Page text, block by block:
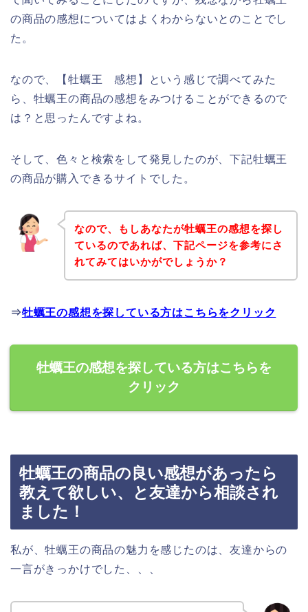
の商品の感想についてはよくわからないとのことでし
た。
なので、【牡蠣王 感想】という感じで調べてみた
ら、牡蠣王の商品の感想をみつけることができるので
は？と思ったんですよね。
そして、色々と検索をして発見したのが、下記牡蠣王
の商品が購入できるサイトでした。
なので、もしあなたが牡蠣王の感想を探し
ているのであれば、下記ページを参考にさ
れてみてはいかがでしょうか？
⇒牡蠣王の感想を探している方はこちらをクリック
牡蠣王の感想を探している方はこちらを
クリック
牡蠣王の商品の良い感想があったら
教えて欲しい、と友達から相談され
ました！
私が、牡蠣王の商品の魅力を感じたのは、友達からの
一言がきっかけでした、、、